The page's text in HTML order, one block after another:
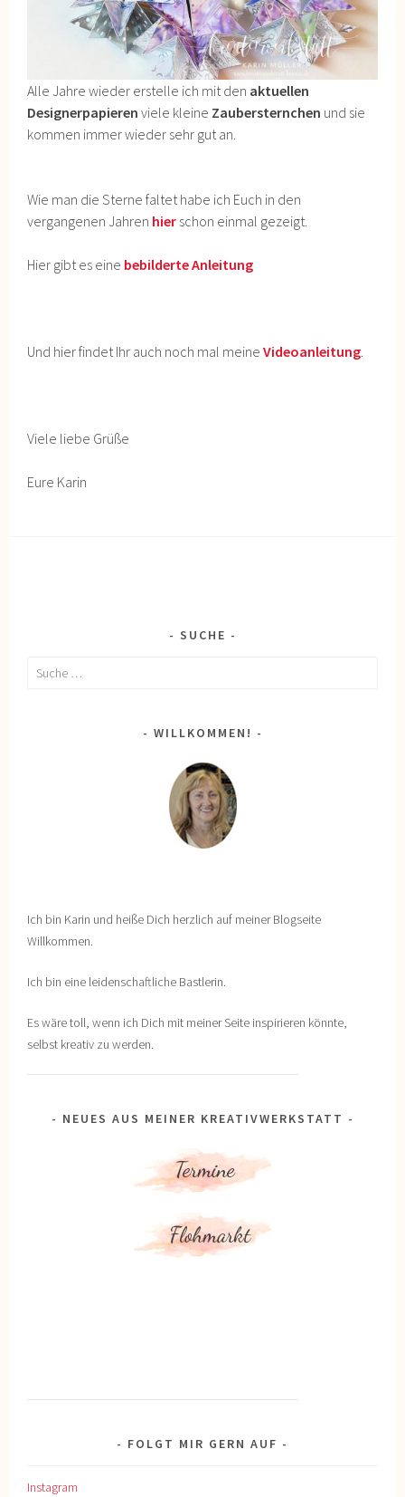
Alle Jahre wieder erstelle ich mit den aktuellen
Designerpapieren viele kleine Zaubersternchen und sie
kommen immer wieder sehr gut an.
Wie man die Sterne faltet habe ich Euch in den
vergangenen Jahren hier schon einmal gezeigt.
Hier gibt es eine bebilderte Anleitung
Und hier findet Ihr auch noch mal meineVideoanleitung
Viele liebe Grüße
Eure Karin
SUCHE
Suche
WILLKOMMEN!
Ich bin Karin und heiße Dich herzlich auf meiner Blogseite
Willkommen.
Ich bin eine leidenschaftliche Bastlerin.
Es wäre toll, wenn ich Dich mit meiner Seite inspirieren könnte,
selbst kreativ zu werden.
NEUES AUS MEINER KREATIVWERKSTATT
FOLGT MIR GERN AUF
Instagram